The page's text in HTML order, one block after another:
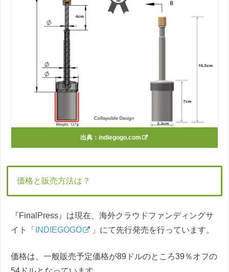
出典： indiegogo.com
価格と販売方法は？
『FinalPress』は現在、海外クラウドファンディングサ
イト「
INDIEGOGO 」にて先行発売を行っています。
価格は、一般販売予定価格が89ドルのところ39％オフの